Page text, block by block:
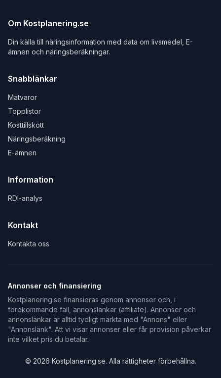
Om Kostplanering.se
Din källa till näringsinformation med data om livsmedel, E-
ämnen och näringsberäkningar.
Snabblänkar
Matvaror
Topplistor
Kosttillskott
Näringsberäkning
E-ämnen
Information
RDI-analys
Kontakt
Kontakta oss
Annonser och finansiering
Kostplanering.se finansieras genom annonser och, i
förekommande fall, annonslänkar (affiliate). Annonser och
annonslänkar är alltid tydligt märkta med "Annons" eller
"Annonslänk". Att vi visar annonser eller får provision påverkar
inte vilket pris du betalar.
© 2026 Kostplanering.se. Alla rättigheter förbehållna.